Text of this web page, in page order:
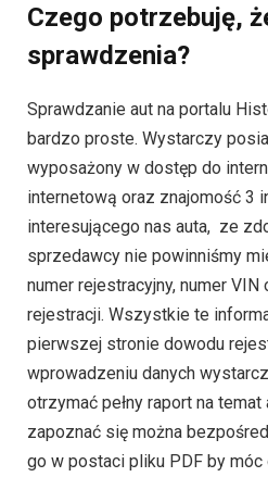
Czego potrzebuję,
sprawdzenia?
Sprawdzanie aut na portalu
bardzo proste. Wystarczy
wyposażony w dostęp do
internetową oraz znajomość 3
interesującego nas auta, ze
sprzedawcy nie powinniśmy
numer rejestracyjny, numer
rejestracji. Wszystkie te
pierwszej stronie dowodu
wprowadzeniu danych
otrzymać pełny raport na temat
zapoznać się można
go w postaci pliku PDF by